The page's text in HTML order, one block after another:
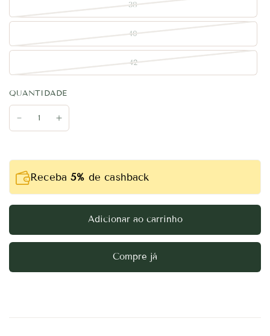
38
40
42
QUANTIDADE
Receba5% de cashback
Adicionar ao carrinho
Compre já